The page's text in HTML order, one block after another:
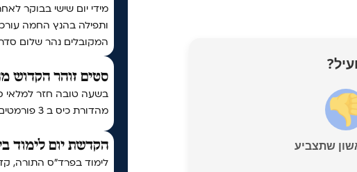
מידי יום שישי בבוקר
ותפילה בהנץ החמה
המקובלים נהר שלום
סטים זוהר הקדוש
בשעה טובה חזר למלאי
מהדורת כיס ב 3 פורמטים.
הקדשת יום לימוד
לימוד בפרד"ס התורה,
שתצביע